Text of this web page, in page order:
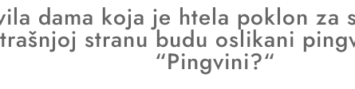
dama koja je htela poklon
stranu budu oslikani
“Pingvini?“